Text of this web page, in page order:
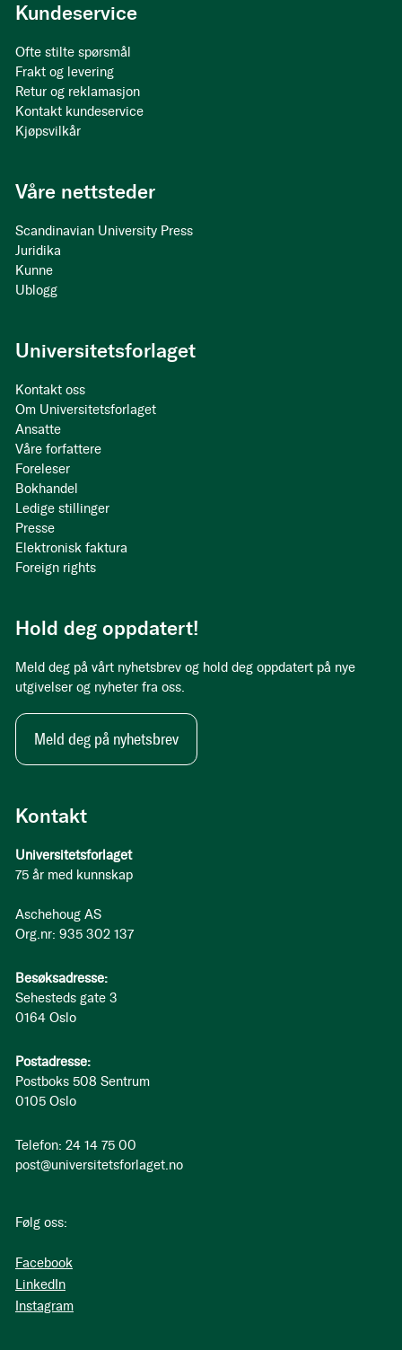
Kontakt
Universitetsforlaget
75 år med kunnskap
Aschehoug AS
Org.nr: 935 302 137
Besøksadresse:
Sehesteds gate 3
0164 Oslo
Postadresse:
Postboks 508 Sentrum
0105 Oslo
Telefon: 24 14 75 00
post@universitetsforlaget.no
Følg oss:
Facebook
LinkedIn
Instagram
Kundeservice
Ofte stilte spørsmål
Frakt og levering
Retur og reklamasjon
Kontakt kundeservice
Kjøpsvilkår
Våre nettsteder
Scandinavian University Press
Juridika
Kunne
Ublogg
Universitetsforlaget
Kontakt oss
Om Universitetsforlaget
Ansatte
Våre forfattere
Foreleser
Bokhandel
Ledige stillinger
Presse
Elektronisk faktura
Foreign rights
Hold deg oppdatert!
Meld deg på vårt nyhetsbrev og hold deg oppdatert på nye
utgivelser og nyheter fra oss.
Meld deg på nyhetsbrev